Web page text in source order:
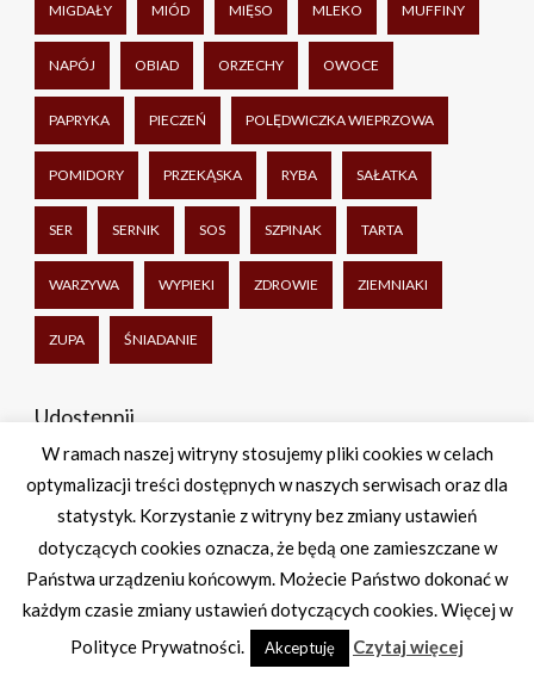
MIGDAŁY MIÓD MIĘSO MLEKO MUFFINY
NAPÓJ OBIAD ORZECHY OWOCE
PAPRYKA PIECZEŃ POLĘDWICZKA WIEPRZOWA
POMIDORY PRZEKĄSKA RYBA SAŁATKA
SER SERNIK SOS SZPINAK TARTA
WARZYWA WYPIEKI ZDROWIE ZIEMNIAKI
ZUPA ŚNIADANIE
Udostępnij
Facebook
TwitterWhatsApp
Share
Theme by Imon Themes
W ramach naszej witryny stosujemy pliki cookies w celach
optymalizacji treści dostępnych w naszych serwisach oraz dla
statystyk. Korzystanie z witryny bez zmiany ustawień
dotyczących cookies oznacza, że będą one zamieszczane w
Państwa urządzeniu końcowym. Możecie Państwo dokonać w
każdym czasie zmiany ustawień dotyczących cookies. Więcej w
Polityce Prywatności.
Akceptuję Czytaj więcej